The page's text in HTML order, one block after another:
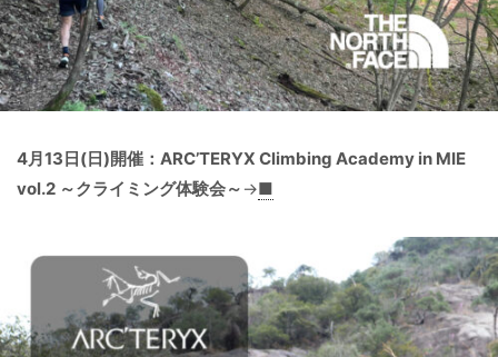
4月13日(日)開催：ARC’TERYX Climbing Academy in MIE
vol.2 ～クライミング体験会～ →■